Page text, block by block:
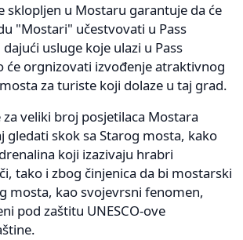
sklopljen u Mostaru garantuje da će
"Mostari" učestvovati u Pass
usluge koje ulazi u Pass
će orgnizovati izvođenje atraktivnog
za turiste koji dolaze u taj grad.
veliki broj posjetilaca Mostara
gledati skok sa Starog mosta, kako
koji izazivaju hrabri
tako i zbog činjenica da bi mostarski
mosta, kao svojevrsni fenomen,
pod zaštitu UNESCO-ove